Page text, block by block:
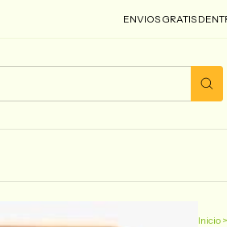
ENVIOS GRATIS DENTRO
Inicio >